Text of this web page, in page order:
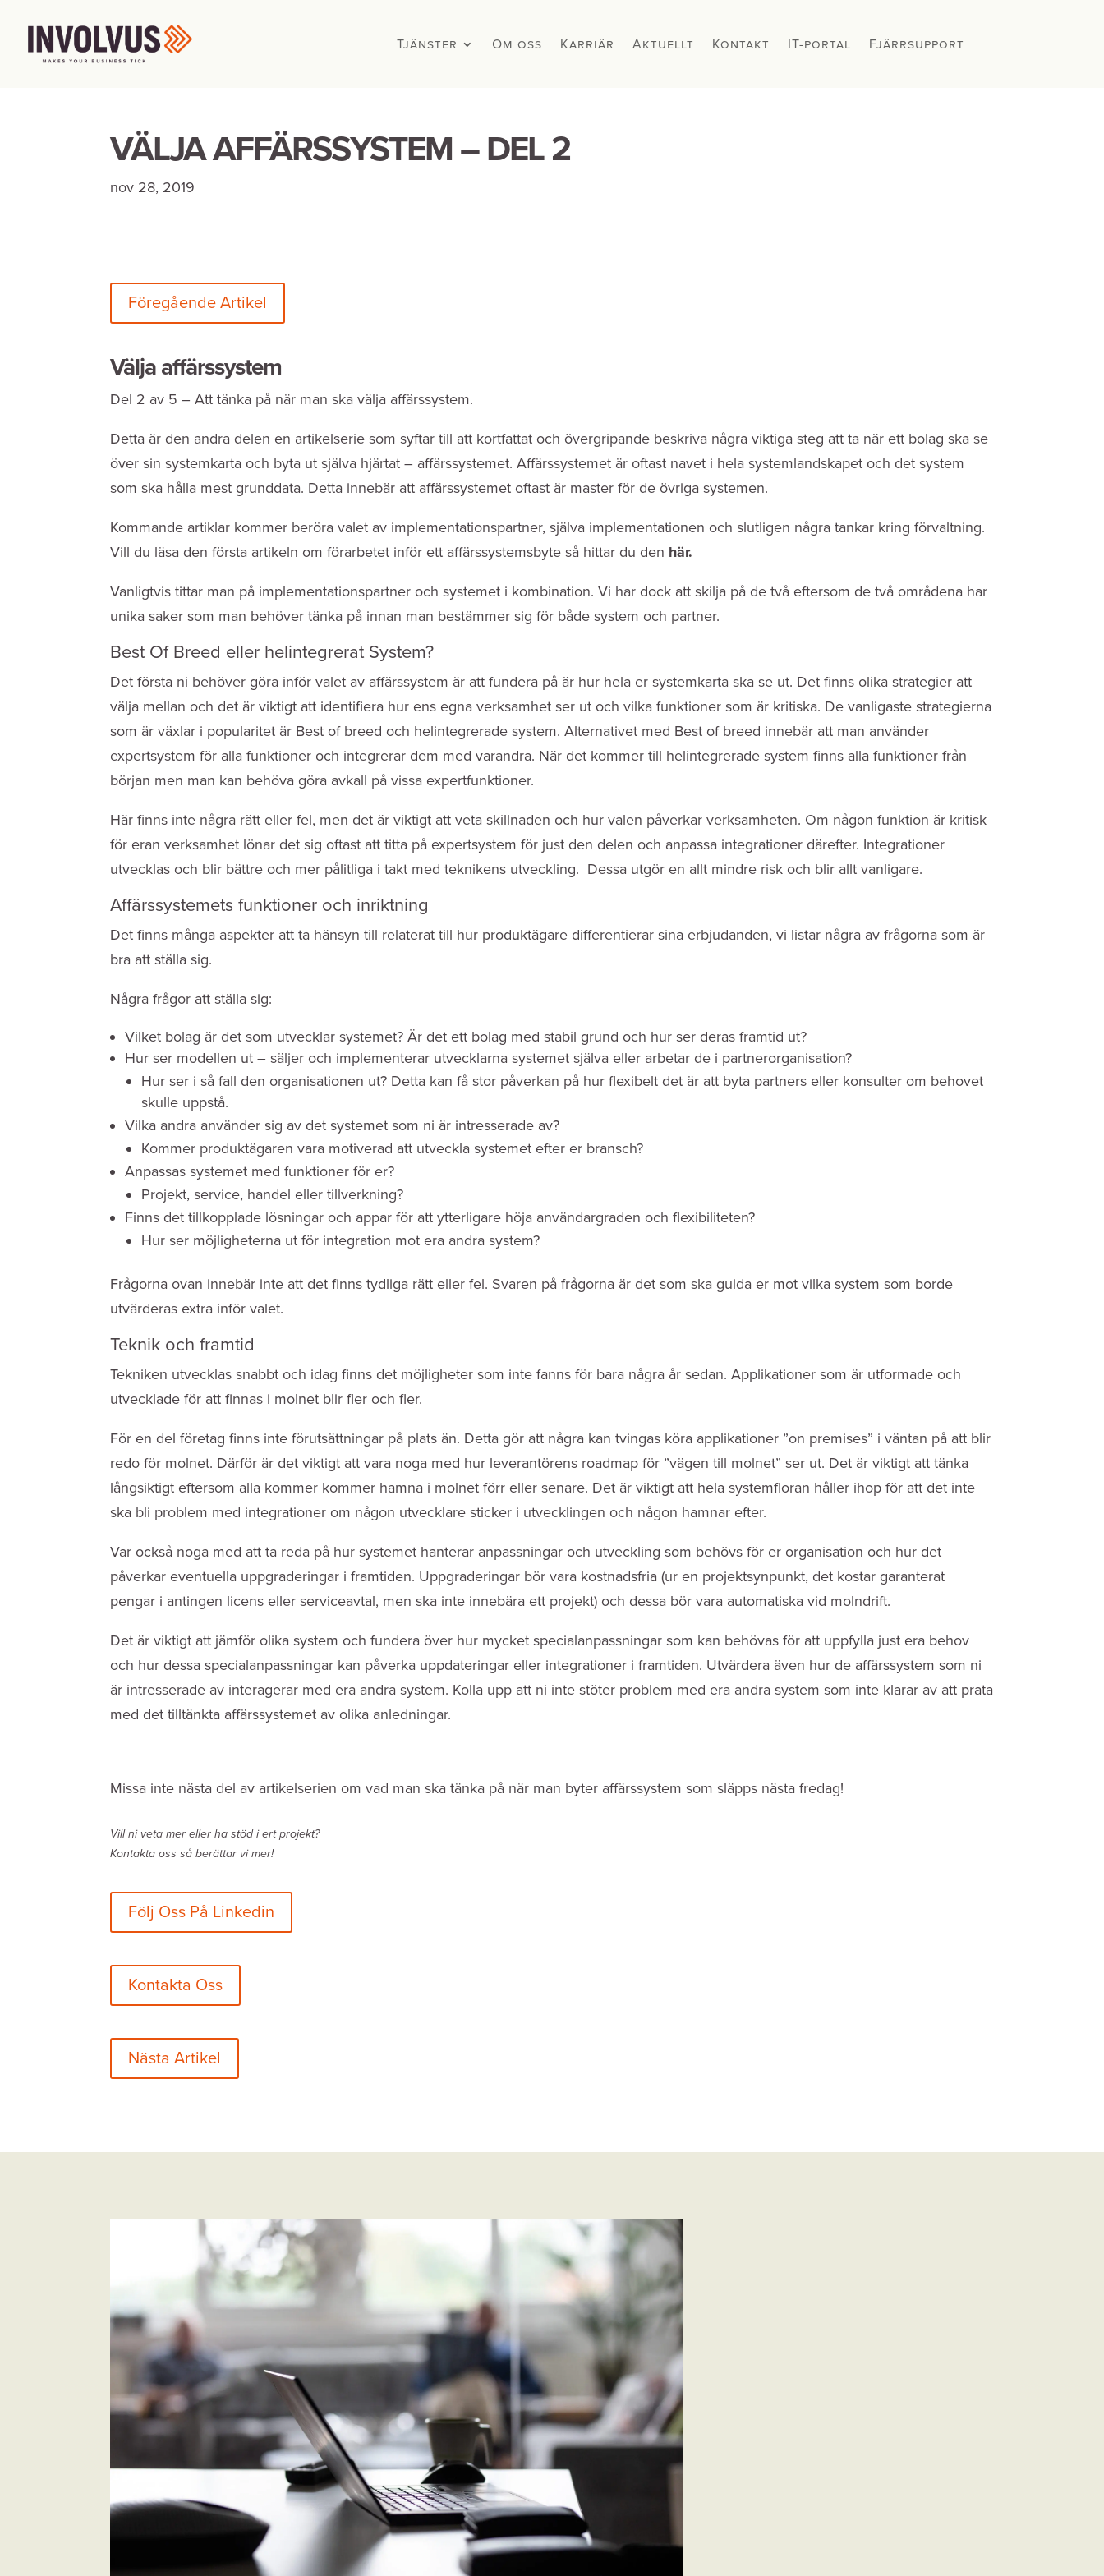
Tjänster Om oss Karriär Aktuellt Kontakt IT-portal Fjärrsupport
Tjänster Om oss Karriär Aktuellt Kontakt IT-portal Fjärrsupport
VÄLJA AFFÄRSSYSTEM – DEL 2
nov 28, 2019
Föregående Artikel
Välja affärssystem
Del 2 av 5 – Att tänka på när man ska välja affärssystem.
Detta är den andra delen en artikelserie som syftar till att kortfattat och övergripande beskriva några viktiga steg att ta när ett bolag ska se
över sin systemkarta och byta ut själva hjärtat – affärssystemet. Affärssystemet är oftast navet i hela systemlandskapet och det system
som ska hålla mest grunddata. Detta innebär att affärssystemet oftast är master för de övriga systemen.
Kommande artiklar kommer beröra valet av implementationspartner, själva implementationen och slutligen några tankar kring förvaltning.
Vill du läsa den första artikeln om förarbetet inför ett affärssystemsbyte så hittar du den här.
Vanligtvis tittar man på implementationspartner och systemet i kombination. Vi har dock att skilja på de två eftersom de två områdena har
unika saker som man behöver tänka på innan man bestämmer sig för både system och partner.
Best Of Breed eller helintegrerat System?
Det första ni behöver göra inför valet av affärssystem är att fundera på är hur hela er systemkarta ska se ut. Det finns olika strategier att
välja mellan och det är viktigt att identifiera hur ens egna verksamhet ser ut och vilka funktioner som är kritiska. De vanligaste strategierna
som är växlar i popularitet är Best of breed och helintegrerade system. Alternativet med Best of breed innebär att man använder
expertsystem för alla funktioner och integrerar dem med varandra. När det kommer till helintegrerade system finns alla funktioner från
början men man kan behöva göra avkall på vissa expertfunktioner.
Här finns inte några rätt eller fel, men det är viktigt att veta skillnaden och hur valen påverkar verksamheten. Om någon funktion är kritisk
för eran verksamhet lönar det sig oftast att titta på expertsystem för just den delen och anpassa integrationer därefter. Integrationer
utvecklas och blir bättre och mer pålitliga i takt med teknikens utveckling. Dessa utgör en allt mindre risk och blir allt vanligare.
Affärssystemets funktioner och inriktning
Det finns många aspekter att ta hänsyn till relaterat till hur produktägare differentierar sina erbjudanden, vi listar några av frågorna som är
bra att ställa sig.
Några frågor att ställa sig:
Vilket bolag är det som utvecklar systemet? Är det ett bolag med stabil grund och hur ser deras framtid ut?
Hur ser modellen ut – säljer och implementerar utvecklarna systemet själva eller arbetar de i partnerorganisation?
Hur ser i så fall den organisationen ut? Detta kan få stor påverkan på hur flexibelt det är att byta partners eller konsulter om behovet
skulle uppstå.
Vilka andra använder sig av det systemet som ni är intresserade av?
Kommer produktägaren vara motiverad att utveckla systemet efter er bransch?
Anpassas systemet med funktioner för er?
Projekt, service, handel eller tillverkning?
Finns det tillkopplade lösningar och appar för att ytterligare höja användargraden och flexibiliteten?
Hur ser möjligheterna ut för integration mot era andra system?
Frågorna ovan innebär inte att det finns tydliga rätt eller fel. Svaren på frågorna är det som ska guida er mot vilka system som borde
utvärderas extra inför valet.
Teknik och framtid
Tekniken utvecklas snabbt och idag finns det möjligheter som inte fanns för bara några år sedan. Applikationer som är utformade och
utvecklade för att finnas i molnet blir fler och fler.
För en del företag finns inte förutsättningar på plats än. Detta gör att några kan tvingas köra applikationer ”on premises” i väntan på att blir
redo för molnet. Därför är det viktigt att vara noga med hur leverantörens roadmap för ”vägen till molnet” ser ut. Det är viktigt att tänka
långsiktigt eftersom alla kommer kommer hamna i molnet förr eller senare. Det är viktigt att hela systemfloran håller ihop för att det inte
ska bli problem med integrationer om någon utvecklare sticker i utvecklingen och någon hamnar efter.
Var också noga med att ta reda på hur systemet hanterar anpassningar och utveckling som behövs för er organisation och hur det
påverkar eventuella uppgraderingar i framtiden. Uppgraderingar bör vara kostnadsfria (ur en projektsynpunkt, det kostar garanterat
pengar i antingen licens eller serviceavtal, men ska inte innebära ett projekt) och dessa bör vara automatiska vid molndrift.
Det är viktigt att jämför olika system och fundera över hur mycket specialanpassningar som kan behövas för att uppfylla just era behov
och hur dessa specialanpassningar kan påverka uppdateringar eller integrationer i framtiden. Utvärdera även hur de affärssystem som ni
är intresserade av interagerar med era andra system. Kolla upp att ni inte stöter problem med era andra system som inte klarar av att prata
med det tilltänkta affärssystemet av olika anledningar.
Missa inte nästa del av artikelserien om vad man ska tänka på när man byter affärssystem som släpps nästa fredag!
Vill ni veta mer eller ha stöd i ert projekt?
Kontakta oss så berättar vi mer!
Följ Oss På Linkedin
Kontakta Oss
Nästa Artikel